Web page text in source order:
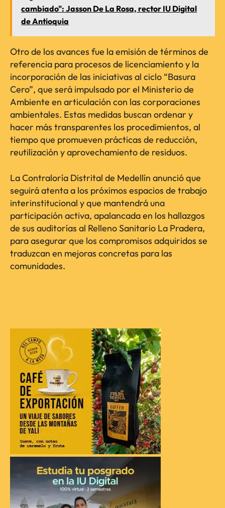
cambiado": Jasson De La Rosa, rector IU Digital
de Antioquia
Otro de los avances fue la emisión de términos de
referencia para procesos de licenciamiento y la
incorporación de las iniciativas al ciclo “Basura
Cero”, que será impulsado por el Ministerio de
Ambiente en articulación con las corporaciones
ambientales. Estas medidas buscan ordenar y
hacer más transparentes los procedimientos, al
tiempo que promueven prácticas de reducción,
reutilización y aprovechamiento de residuos.
La Contraloría Distrital de Medellín anunció que
seguirá atenta a los próximos espacios de trabajo
interinstitucional y que mantendrá una
participación activa, apalancada en los hallazgos
de sus auditorías al Relleno Sanitario La Pradera,
para asegurar que los compromisos adquiridos se
traduzcan en mejoras concretas para las
comunidades.